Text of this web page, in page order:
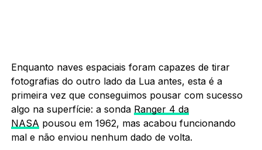
Enquanto naves espaciais foram capazes de tirar
fotografias do outro lado da Lua antes, esta é a
primeira vez que conseguimos pousar com sucesso
algo na superfície: a sonda Ranger 4 da
NASA pousou em 1962, mas acabou funcionando
mal e não enviou nenhum dado de volta.